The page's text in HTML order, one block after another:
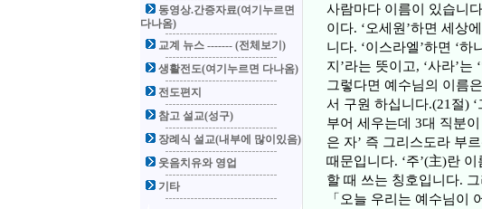
동영상.간증자료(여기누르면
다나옴)
교계 뉴스 ------- (전체보기)
생활전도(여기누르면 다나옴)
전도편지
참고 설교(성구)
장례식 설교(내부에 많이있음)
웃음치유와 영업
기타
사람마다 이름이 있습니
이다. ‘오세원’하면 세상
니다. ‘이스라엘’하면 ‘
지’라는 뜻이고, ‘사라’는
그렇다면 예수님의 이름
서 구원 하십니다.(21절)
부어 세우는데 3대 직분
은 자’ 즉 그리스도라 부
때문입니다. ‘주’(主)란
할 때 쓰는 칭호입니다.
「오늘 우리는 예수님이